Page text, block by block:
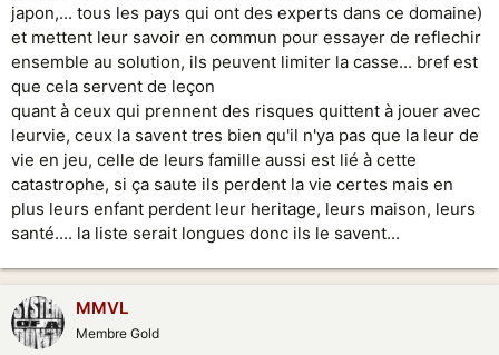
japon,... tous les pays qui ont des experts dans ce domaine)
et mettent leur savoir en commun pour essayer de reflechir
ensemble au solution, ils peuvent limiter la casse... bref est
que cela servent de leçon
quant à ceux qui prennent des risques quittent à jouer avec
leurvie, ceux la savent tres bien qu'il n'ya pas que la leur de
vie en jeu, celle de leurs famille aussi est lié à cette
catastrophe, si ça saute ils perdent la vie certes mais en
plus leurs enfant perdent leur heritage, leurs maison, leurs
santé.... la liste serait longues donc ils le savent...
MMVL
Membre Gold